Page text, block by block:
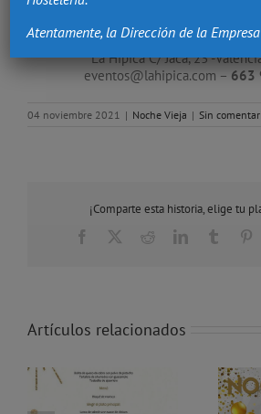
Incluye Copa de Bienvenida, Menú y
La Hípica C/ Jaca, 23 -
eventos@lahipica.com – 663
04 noviembre 2021 | Noche Vieja | Sin
¡Comparte esta historia, elige tu
Facebook RedditLinkedInTumblr
Artículos relacionados
Atentamente, la Dirección de la Empresa